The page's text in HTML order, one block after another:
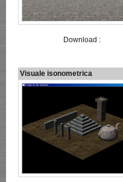
Download :
Visuale isonometrica